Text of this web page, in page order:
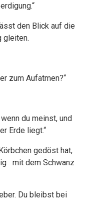
den Blick auf die
gleiten.
zum Aufatmen?“
du meinst, und
Erde liegt.“
gedöst hat,
mit dem Schwanz
Du bleibst bei